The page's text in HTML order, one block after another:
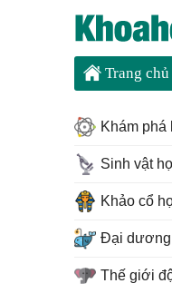
Trang chủ
Khám phá
Sinh vật
Khảo cổ
Đại dương
Thế giới